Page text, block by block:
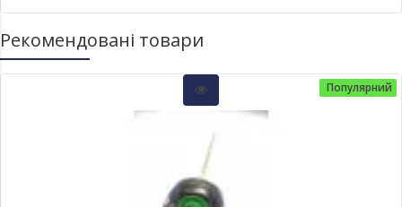
Рекомендовані товари
Популярний